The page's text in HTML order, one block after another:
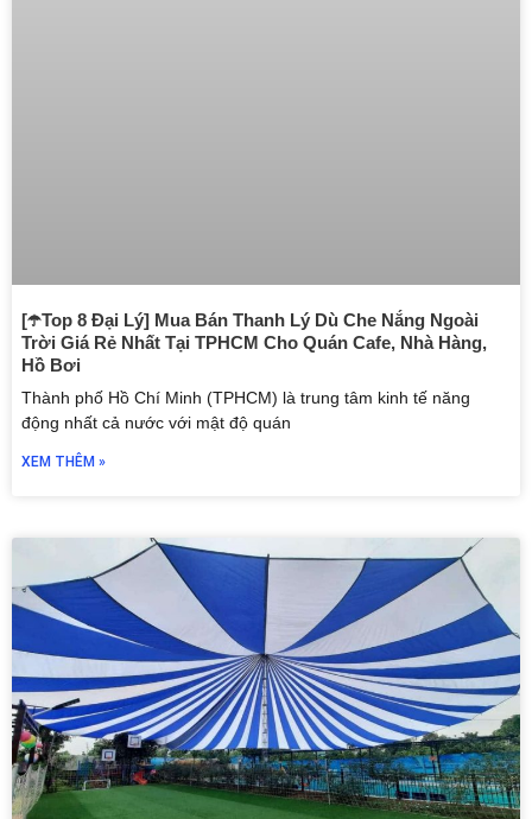
[☂️Top 8 Đại Lý] Mua Bán Thanh Lý Dù Che Nắng Ngoài
Trời Giá Rẻ Nhất Tại TPHCM Cho Quán Cafe, Nhà Hàng,
Hồ Bơi
Thành phố Hồ Chí Minh (TPHCM) là trung tâm kinh tế năng
động nhất cả nước với mật độ quán
XEM THÊM »